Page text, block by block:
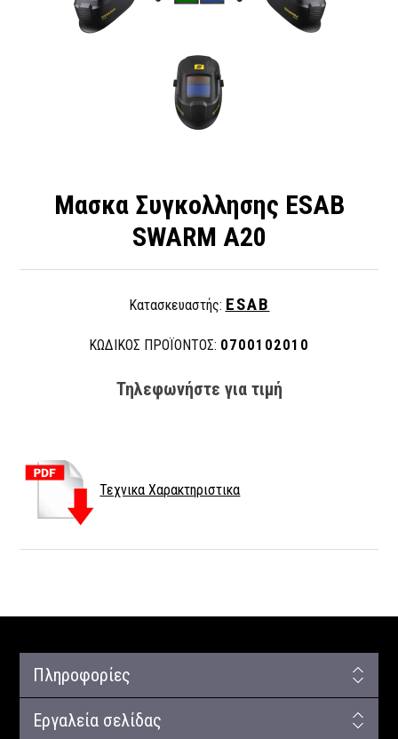
Μασκα Συγκολλησης ESAB
SWARM A20
Κατασκευαστής: ESAB
ΚΩΔΙΚΟΣ ΠΡΟΪΟΝΤΟΣ: 0700102010
Τηλεφωνήστε για τιμή
Τεχνικα Χαρακτηριστικα
Πληροφορίες
Εργαλεία σελίδας